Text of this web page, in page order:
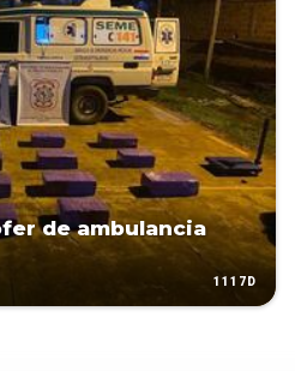
de ambulancia
1117D